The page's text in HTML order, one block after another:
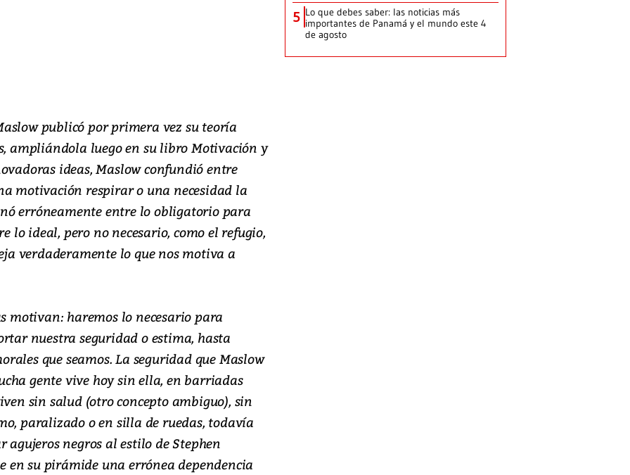
publicó por primera vez su teoría
ampliándola luego en su libro Motivación y
ideas, Maslow confundió entre
motivación respirar o una necesidad la
erróneamente entre lo obligatorio para
lo ideal, pero no necesario, como el refugio,
verdaderamente lo que nos motiva a
motivan: haremos lo necesario para
nuestra seguridad o estima, hasta
que seamos. La seguridad que Maslow
gente vive hoy sin ella, en barriadas
sin salud (otro concepto ambiguo), sin
paralizado o en silla de ruedas, todavía
agujeros negros al estilo de Stephen
en su pirámide una errónea dependencia
5 Lo que debes saber: las noticias más
importantes de Panamá y el mundo este 4
de agosto